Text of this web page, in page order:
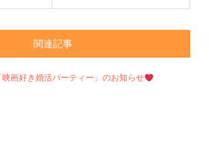
関連記事
映画好き婚活パーティー」のお知らせ